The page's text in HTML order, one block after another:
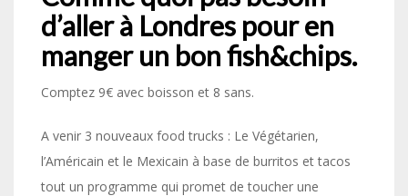
d’aller à Londres pour en
manger un bon fish&chips.
Comptez 9€ avec boisson et 8 sans.
A venir 3 nouveaux food trucks : Le Végétarien,
l’Américain et le Mexicain à base de burritos et tacos
tout un programme qui promet de toucher une